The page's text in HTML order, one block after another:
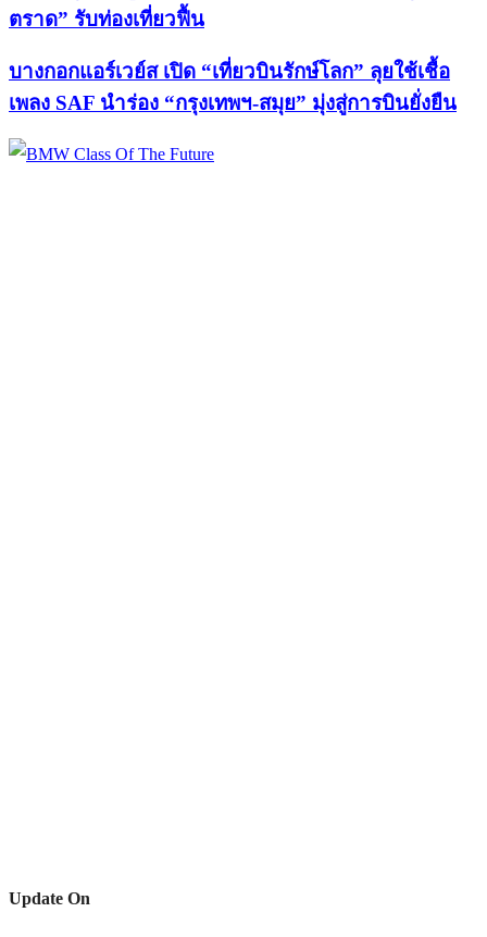
ตราด” รับท่องเที่ยวฟื้น
บางกอกแอร์เวย์ส เปิด “เที่ยวบินรักษ์โลก” ลุยใช้เชื้อ
เพลง SAF นำร่อง “กรุงเทพฯ-สมุย” มุ่งสู่การบินยั่งยืน
Update On